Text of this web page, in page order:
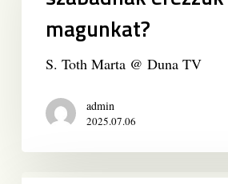
hogy
szabadnak
magunkat?
magunkat?
S. Toth Marta @ Duna TV
admin
2025.07.06